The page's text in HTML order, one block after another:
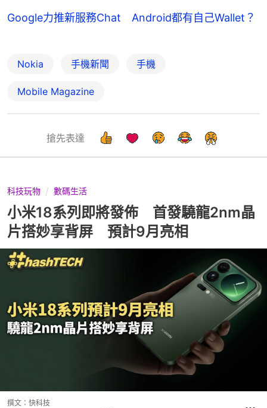
Google力推新服務Chat Android都有自己Wallet？
Nokia 手機新聞 手機
Mobile Magazine
搶先表達
科技玩物 數碼生活
小米18系列即將發佈 首發驍龍2nm晶
片搭妙享背屏 預計9月亮相
撰文： 快科技